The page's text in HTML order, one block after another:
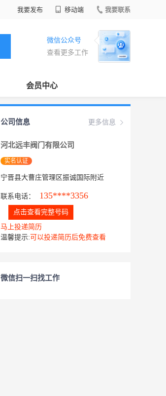
我要发布 移动端 我要联系
微信公众号
查看更多工作
会员中心
更多信息
公司信息
河北远丰阀门有限公司
实名认证
宁晋县大曹庄管理区振诚国际附近
联系电话： 135****3356
点击查看完整号码
马上投递简历
温馨提示: 可以投递简历后免费查看
微信扫一扫找工作